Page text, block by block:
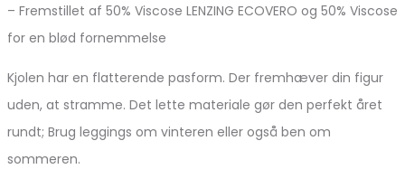
– Fremstillet af 50% Viscose LENZING ECOVERO og 50% Viscose
for en blød fornemmelse
Kjolen har en flatterende pasform. Der fremhæver din figur
uden, at stramme. Det lette materiale gør den perfekt året
rundt; Brug leggings om vinteren eller også ben om
sommeren.